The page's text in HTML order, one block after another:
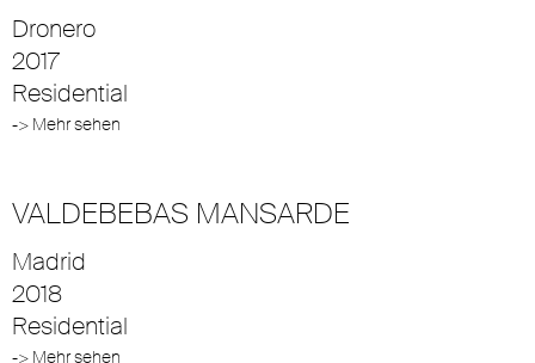
Dronero
2017
Residential
-> Mehr sehen
VALDEBEBAS MANSARDE
Madrid
2018
Residential
-> Mehr sehen